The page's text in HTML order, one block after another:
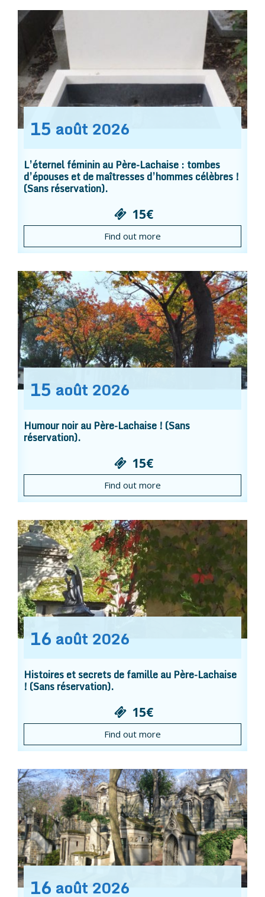
15 août 2026
L’éternel féminin au Père-Lachaise : tombes
d’épouses et de maîtresses d’hommes célèbres !
(Sans réservation).
15€
Find out more
15 août 2026
Humour noir au Père-Lachaise ! (Sans
réservation).
15€
Find out more
16 août 2026
Histoires et secrets de famille au Père-Lachaise
! (Sans réservation).
15€
Find out more
16 août 2026